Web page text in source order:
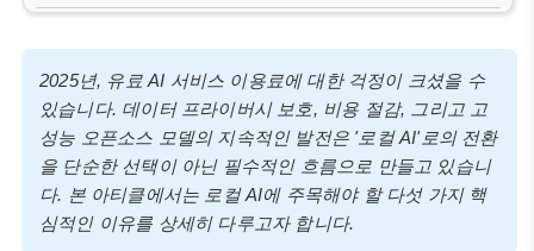
2025년, 유료 AI 서비스 이용료에 대한 걱정이 크셨을 수
있습니다. 데이터 프라이버시 보호, 비용 절감, 그리고 고
성능 오픈소스 모델의 지속적인 발전은 '로컬 AI'로의 전환
을 단순한 선택이 아닌 필수적인 흐름으로 만들고 있습니
다. 본 아티클에서는 로컬 AI에 주목해야 할 다섯 가지 핵
심적인 이유를 상세히 다루고자 합니다.